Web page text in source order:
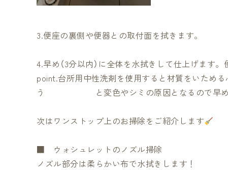
3.便座の裏側や便器との取付面を拭きます。
4.早め（3分以内）に全体を水拭きして仕上げます
point.台所用中性洗剤を使用すると材質をいため
う と変色やシミの原因となるので早めの
次はワンストップ上のお掃除をご紹介します
■ ウォシュレットのノズル掃除
ノズル部分は柔らかい布で水拭きします！